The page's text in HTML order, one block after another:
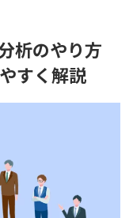
析のやり方
すく解説